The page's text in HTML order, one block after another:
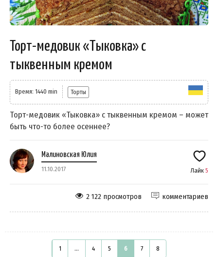
Торт-медовик «Тыковка» с
тыквенным кремом
Время: 1440 min Торты
Торт-медовик «Тыковка» с тыквенным кремом – может
быть что-то более осеннее?
Малиновская Юлия
11.10.2017 Лайк 5
комментариев
2 122 просмотров
1 ... 4 5 6 7 8